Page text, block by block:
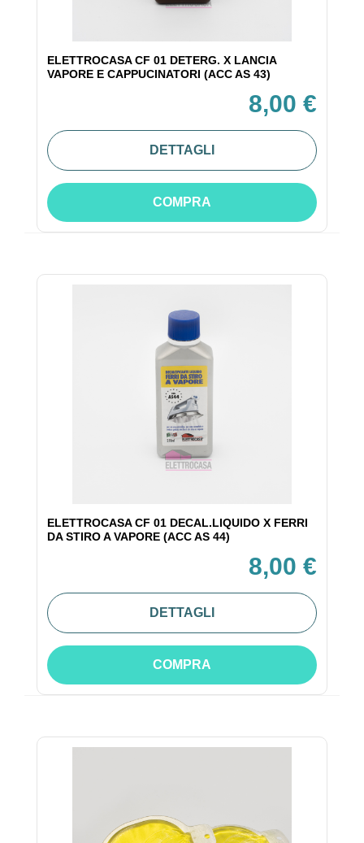
ELETTROCASA CF 01 DETERG. X LANCIA
VAPORE E CAPPUCINATORI (ACC AS 43)
8,00 €
DETTAGLI
COMPRA
ELETTROCASA CF 01 DECAL.LIQUIDO X FERRI
DA STIRO A VAPORE (ACC AS 44)
8,00 €
DETTAGLI
COMPRA